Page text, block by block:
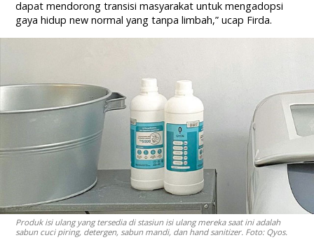
dapat mendorong transisi masyarakat untuk mengadopsi
gaya hidup new normal yang tanpa limbah,” ucap Firda.
Produk isi ulang yang tersedia di stasiun isi ulang mereka saat ini adalah
sabun cuci piring, detergen, sabun mandi, dan hand sanitizer. Foto: Qyos.